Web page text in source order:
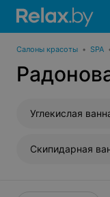
Салоны красоты • SPA
Углекислая
Скипидарная